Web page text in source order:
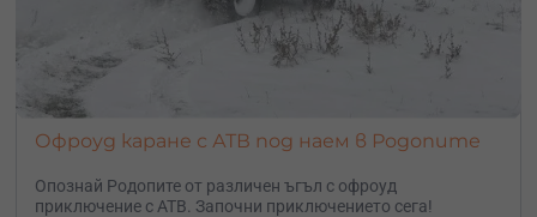
Офроуд каране с АТВ под наем в Родопите
Опознай Родопите от различен ъгъл с офроуд
приключение с АТВ. Започни приключението сега!